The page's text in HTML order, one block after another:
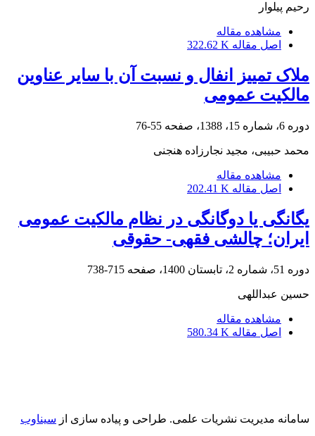
رحیم پیلوار
مشاهده مقاله
اصل مقاله 322.62 K
ملاک تمییز انفال و نسبت آن با سایر عناوین
مالکیت عمومی
دوره 6، شماره 15، 1388، صفحه 55-76
محمد حبیبی، مجید نجارزاده هنجنی
مشاهده مقاله
اصل مقاله 202.41 K
یگانگی یا دوگانگی در نظام مالکیت عمومی
ایران؛ چالشی فقهی- حقوقی
دوره 51، شماره 2، تابستان 1400، صفحه 715-738
حسین عبداللهی
مشاهده مقاله
اصل مقاله 580.34 K
سامانه مدیریت نشریات علمی. طراحی و پیاده سازی از سیناوب